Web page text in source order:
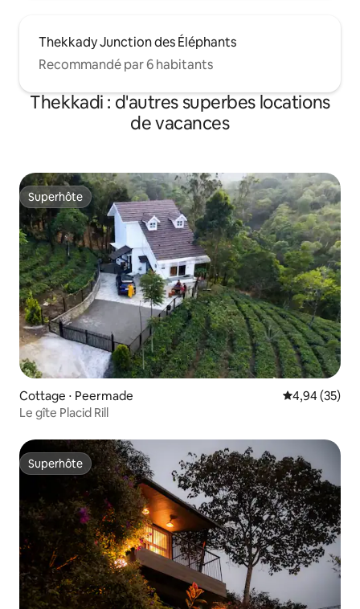
Thekkady Junction des Éléphants
Recommandé par 6 habitants
Thekkadi : d'autres superbes locations
de vacances
Superhôte
Superhôte
Cottage ⋅ Peermade Évaluation
4,94 (35)
Le gîte Placid Rill
Superhôte
Superhôte